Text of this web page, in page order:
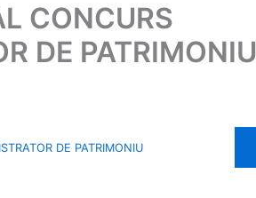
CONCURS
DE PATRIMONIU
DE PATRIMONIU